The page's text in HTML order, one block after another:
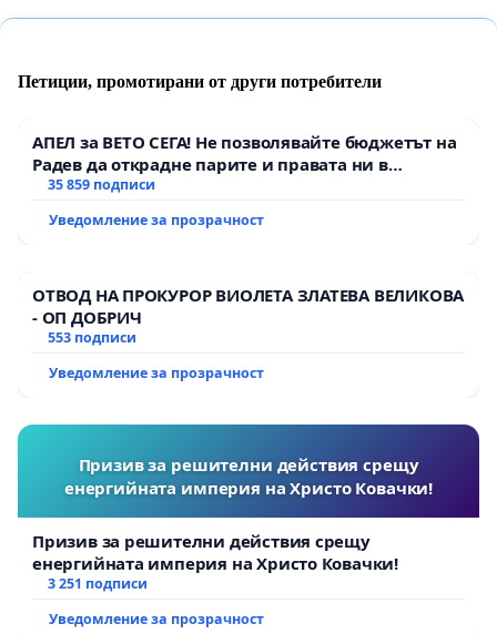
Петиции, промотирани от други потребители
АПЕЛ за ВЕТО СЕГА! Не позволявайте бюджетът на
Радев да открадне парите и правата ни в
тъмното
35 859 подписи
Уведомление за прозрачност
ОТВОД НА ПРОКУРОР ВИОЛЕТА ЗЛАТЕВА ВЕЛИКОВА
- ОП ДОБРИЧ
553 подписи
Уведомление за прозрачност
Призив за решителни действия срещу
енергийната империя на Христо Ковачки!
Призив за решителни действия срещу
енергийната империя на Христо Ковачки!
3 251 подписи
Уведомление за прозрачност